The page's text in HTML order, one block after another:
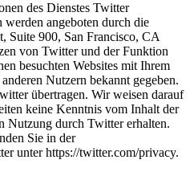
des Dienstes Twitter
angeboten durch die
Suite 900, San Francisco, CA
von Twitter und der Funktion
besuchten Websites mit Ihrem
Nutzern bekannt gegeben.
übertragen. Wir weisen darauf
keine Kenntnis vom Inhalt der
Nutzung durch Twitter erhalten.
Sie in der
unter https://twitter.com/privacy.